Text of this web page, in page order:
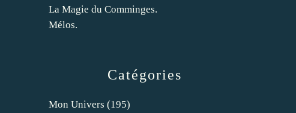
Catégories
Mon Univers (195)
La Magie du Comminges.
Mélos.